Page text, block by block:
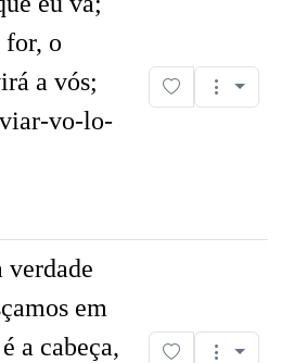
for, o
a vós;
vo-lo-
verdade
em
a cabeça,